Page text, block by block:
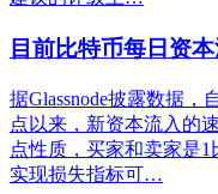
目前比特币每日资
据Glassnode披露数据，
点以来，新资本流入的
点性质，买家和卖家是
实现损失指标可…